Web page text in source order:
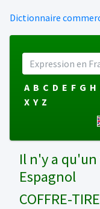
Dictionnaire
A B C D E F G H
X Y Z
Il n'y a
Espagnol
COFFRE-